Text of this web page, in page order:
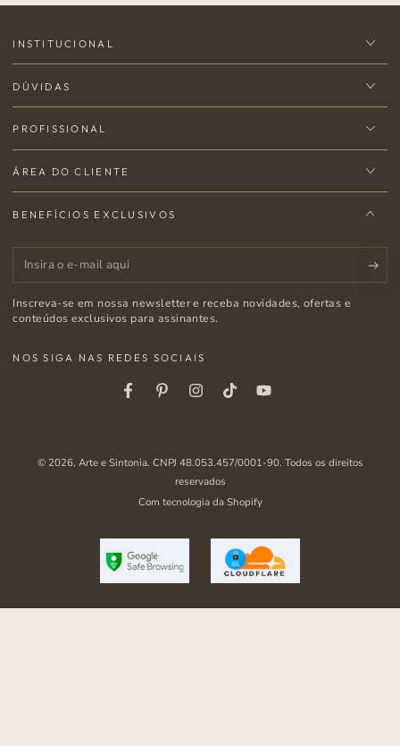
INSTITUCIONAL
DÚVIDAS
PROFISSIONAL
ÁREA DO CLIENTE
BENEFÍCIOS EXCLUSIVOS
Insira
o
e-
Inscreva-se em nossa newsletter e receba novidades, ofertas e
conteúdos exclusivos para assinantes.
NOS SIGA NAS REDES SOCIAIS
FacebookPinterestInstagramTiktokYoutube
© 2026, Arte e Sintonia. CNPJ 48.053.457/0001-90. Todos os direitos
reservados
Com tecnologia da Shopify